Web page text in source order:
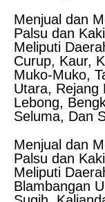
Menjual dan
Palsu dan
Meliputi
Curup, Kaur,
Muko-Muko,
Utara, Rejang
Lebong,
Seluma, Dan
Menjual dan
Palsu dan
Meliputi
Blambangan